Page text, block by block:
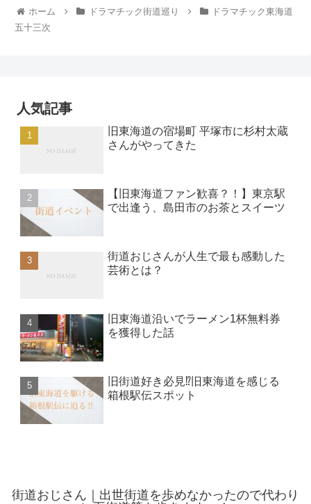
ホーム ドラマチック街道巡り
ドラマチック東海道
五十三次
人気記事
旧東海道の宿場町 平塚市に杉村太蔵
さんがやってきた
【旧東海道ファン歓喜？！】東京駅
で出逢う、島田市のお茶とスイーツ
街道おじさんが人生で最も感動した
芸術とは？
旧東海道沿いでラーメン1杯無料券
を獲得した話
旧街道好き必見⁉︎旧東海道を感じる
箱根駅伝スポット
街道おじさん｜出世街道を歩めなかったので代わり